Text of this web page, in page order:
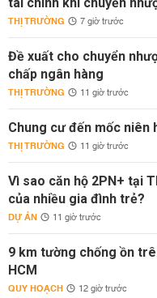
THỊ TRƯỜNG 7 giờ trước
Đề xuất cho chuyển
chấp ngân hàng
THỊ TRƯỜNG 11 giờ trước
Chung cư đến mốc niên
THỊ TRƯỜNG 11 giờ trước
Vì sao căn hộ 2PN+ tại
của nhiều gia đình trẻ?
DỰ ÁN 11 giờ trước
9 km tường chống ồn
HCM
QUY HOẠCH 12 giờ trước